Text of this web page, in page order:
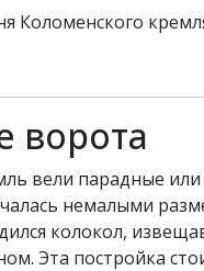
ворота
вели парадные
немалыми
колокол,
Эта постройка